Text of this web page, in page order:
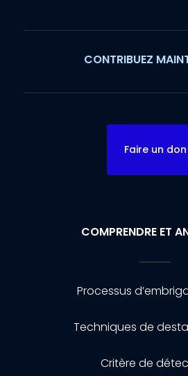
CONTRIBUEZ
Faire un don
COMPRENDRE ET
Processus
Techniques de
Critère de